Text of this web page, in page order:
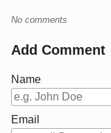
No comments
Add Comment
Name
Email